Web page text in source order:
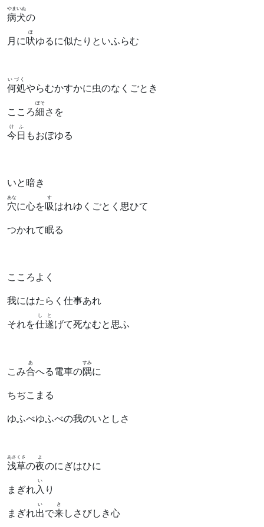
病犬
やまいぬ
の
月に吠
ほ
ゆるに似たりといふらむ
何処
いづく
やらむかすかに虫のなくごとき
こころ細
ぼそ
さを
今日
けふ
もおぼゆる
いと暗き
穴
あな
に心を吸
す
はれゆくごとく思ひて
つかれて眠る
こころよく
我にはたらく仕事あれ
それを仕遂
しと
げて死なむと思ふ
こみ合
あ
へる電車の隅
すみ
に
ちぢこまる
ゆふべゆふべの我のいとしさ
浅草
あさくさ
の夜
よ
のにぎはひに
まぎれ入
い
り
まぎれ出
い
で来
き
しさびしき心